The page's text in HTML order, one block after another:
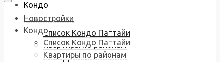
Кондо
Список Кондо Паттайи
Квартиры по районам
Джомтьен
Новостройки
Кондо
Список Кондо Паттайи
Квартиры по районам